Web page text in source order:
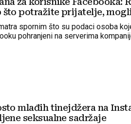
što potražite prijatelje,
spornim što su podaci osoba
pohranjeni na serverima
mlađih tinejdžera na
seksualne sadržaje